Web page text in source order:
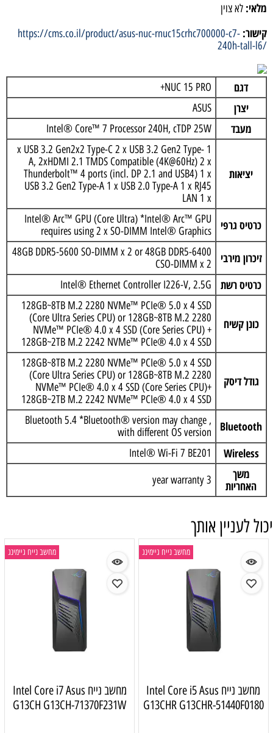
מלאי: לא צוין
קישור: https://cms.co.il/product/asus-nuc-rnuc15crhc700000-c7-
240h-tall-l6/
דגם NUC 15 PRO+
יצרן ASUS
מעבד Intel® Core™ 7 Processor 240H, cTDP 25W
יציאות
1 x USB 3.2 Gen2x2 Type-C 2 x USB 3.2 Gen2 Type-
A, 2xHDMI 2.1 TMDS Compatible (4K@60Hz) 2 x
Thunderbolt™ 4 ports (incl. DP 2.1 and USB4) 1 x
USB 3.2 Gen2 Type-A 1 x USB 2.0 Type-A 1 x RJ45
LAN 1 x
כרטיס גרפי
Intel® Arc™ GPU (Core Ultra) *Intel® Arc™ GPU
requires using 2 x SO-DIMM Intel® Graphics
זיכרון מירבי
48GB DDR5-5600 SO-DIMM x 2 or 48GB DDR5-6400
CSO-DIMM x 2
כרטיס רשת Intel® Ethernet Controller I226-V, 2.5G
כונן קשיח
128GB~8TB M.2 2280 NVMe™ PCIe® 5.0 x 4 SSD
(Core Ultra Series CPU) or 128GB~8TB M.2 2280
NVMe™ PCIe® 4.0 x 4 SSD (Core Series CPU) +
128GB~2TB M.2 2242 NVMe™ PCIe® 4.0 x 4 SSD
גודל דיסק
128GB~8TB M.2 2280 NVMe™ PCIe® 5.0 x 4 SSD
(Core Ultra Series CPU) or 128GB~8TB M.2 2280
NVMe™ PCIe® 4.0 x 4 SSD (Core Series CPU)+
128GB~2TB M.2 2242 NVMe™ PCIe® 4.0 x 4 SSD
Bluetooth
, Bluetooth 5.4 *Bluetooth® version may change
with different OS version
Wireless
Intel® Wi-Fi 7 BE201
משך
האחריות
3 year warranty
יכול לעניין אותך
מחשב נייח גיימינג
מחשב נייח Intel Core i5 Asus
G13CHR G13CHR-51440F0180
מחשב נייח גיימינג
מחשב נייח Intel Core i7 Asus
G13CH G13CH-71370F231W